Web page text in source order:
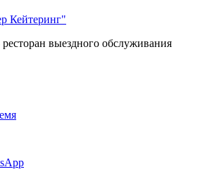
выездного обслуживания